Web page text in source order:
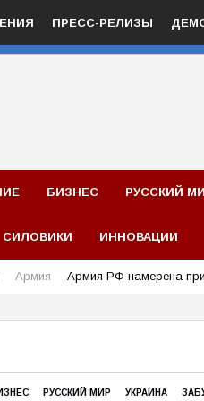
ПРЕСС-РЕЛИЗЫ
БИЗНЕС РУССКИЙ
СИЛОВИКИ ИННОВАЦИИ
Армия Армия РФ намерена
РУССКИЙ МИР УКРАИНА